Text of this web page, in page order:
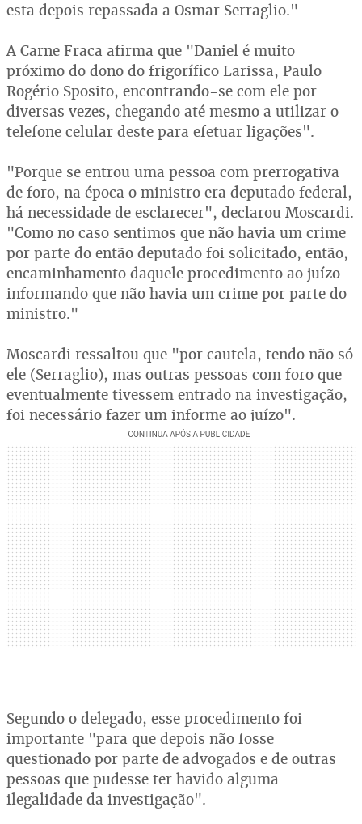
esta depois repassada a Osmar Serraglio."
A Carne Fraca afirma que "Daniel é muito
próximo do dono do frigorífico Larissa, Paulo
Rogério Sposito, encontrando-se com ele por
diversas vezes, chegando até mesmo a utilizar o
telefone celular deste para efetuar ligações".
"Porque se entrou uma pessoa com prerrogativa
de foro, na época o ministro era deputado federal,
há necessidade de esclarecer", declarou Moscardi.
"Como no caso sentimos que não havia um crime
por parte do então deputado foi solicitado, então,
encaminhamento daquele procedimento ao juízo
informando que não havia um crime por parte do
ministro."
Moscardi ressaltou que "por cautela, tendo não só
ele (Serraglio), mas outras pessoas com foro que
eventualmente tivessem entrado na investigação,
foi necessário fazer um informe ao juízo".
Segundo o delegado, esse procedimento foi
importante "para que depois não fosse
questionado por parte de advogados e de outras
pessoas que pudesse ter havido alguma
ilegalidade da investigação".